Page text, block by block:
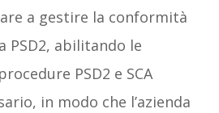
a gestire la conformità
PSD2, abilitando le
PSD2 e SCA
in modo che l’azienda